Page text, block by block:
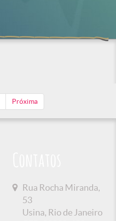
Próxima
Rua Rocha Miranda,
53
Usina, Rio de Janeiro